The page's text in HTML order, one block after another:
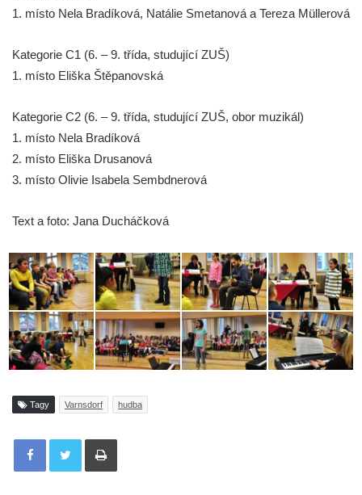
1. místo Nela Bradíková, Natálie Smetanová a Tereza Müllerová
Kategorie C1 (6. – 9. třída, studující ZUŠ)
1. místo Eliška Štěpanovská
Kategorie C2 (6. – 9. třída, studující ZUŠ, obor muzikál)
1. místo Nela Bradíková
2. místo Eliška Drusanová
3. místo Olivie Isabela Sembdnerová
Text a foto: Jana Ducháčková
Tagy Varnsdorf hudba
Tisknout